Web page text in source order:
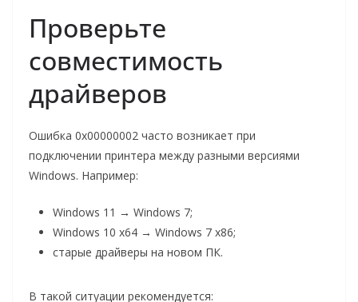
Проверьте
совместимость
драйверов
Ошибка 0x00000002 часто возникает при
подключении принтера между разными версиями
Windows. Например:
Windows 11 → Windows 7;
Windows 10 x64 → Windows 7 x86;
старые драйверы на новом ПК.
В такой ситуации рекомендуется: